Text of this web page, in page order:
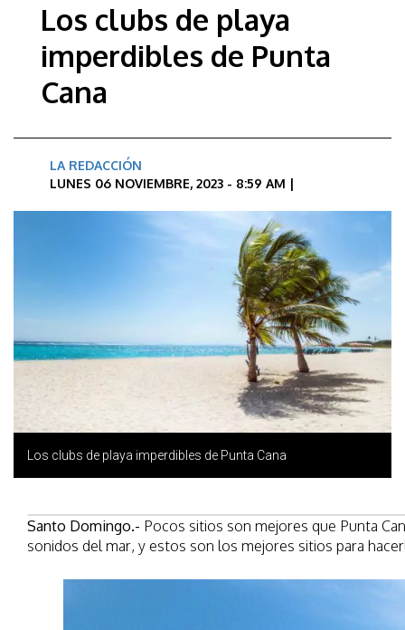
Los clubs de playa
imperdibles de Punta
Cana
LA REDACCIÓN
LUNES 06 NOVIEMBRE, 2023 - 8:59 AM |
Los clubs de playa imperdibles de Punta Cana
Santo Domingo.- Pocos sitios son mejores que Punta
sonidos del mar, y estos son los mejores sitios para